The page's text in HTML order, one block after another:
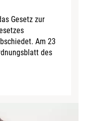
Gesetz zur
Am 23
des